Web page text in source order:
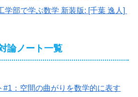
学部で学ぶ数学 新装版: [千葉 逸人]
論ノート一覧
#1：空間の曲がりを数学的に表す